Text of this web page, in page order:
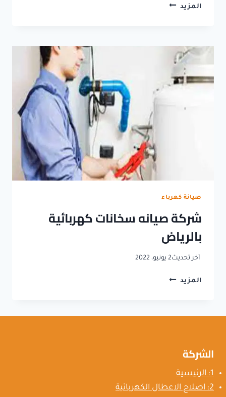
المزيد شركه
في
الرياض
صيانة كهرباء
شركة صيانه سخانات كهربائية
بالرياض
آخر تحديث2 يونيو، 2022
المزيد شركة
الشركة
1: الرئيسية
2: اصلاح الاعطال الكهربائية